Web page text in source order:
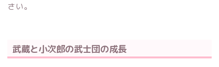
さい。
武蔵と小次郎の武士団の成長